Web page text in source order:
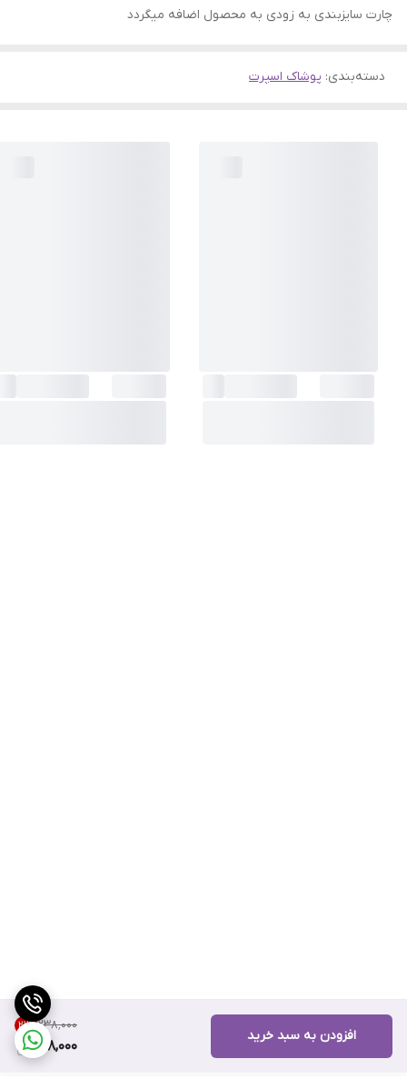
۲۳۸٬۰۰۰ 21%
188,000
افزودن به سبد خرید
چارت سایزبندی به زودی به محصول اضافه میگردد
دسته‌بندی: پوشاک اسپرت